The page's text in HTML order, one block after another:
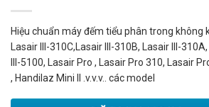
Hiệu chuẩn máy đếm tiểu phân trong không
Lasair III-310C,Lasair III-310B, Lasair III-
III-5100, Lasair Pro , Lasair Pro 310, Lasair
, Handilaz Mini II .v.v.v.. các model